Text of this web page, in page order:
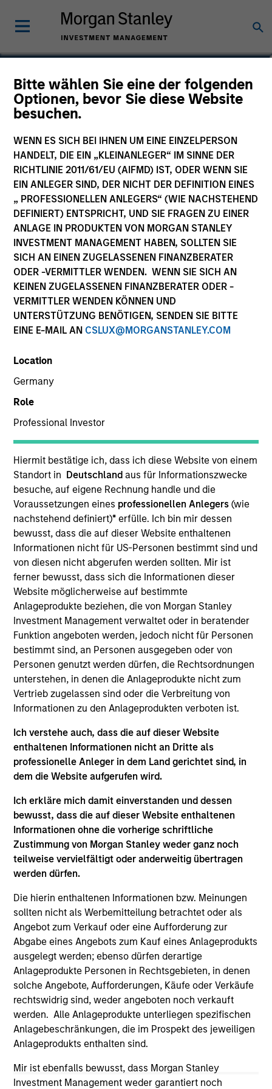
Bitte wählen Sie eine der folgenden
Optionen, bevor Sie diese Website
besuchen.
WENN ES SICH BEI IHNEN UM EINE EINZELPERSON
HANDELT, DIE EIN „KLEINANLEGER“ IM SINNE DER
RICHTLINIE 2011/61/EU (AIFMD) IST, ODER WENN SIE
EIN ANLEGER SIND, DER NICHT DER DEFINITION EINES
„ PROFESSIONELLEN ANLEGERS“ (WIE NACHSTEHEND
DEFINIERT) ENTSPRICHT, UND SIE FRAGEN ZU EINER
ANLAGE IN PRODUKTEN VON MORGAN STANLEY
INVESTMENT MANAGEMENT HABEN, SOLLTEN SIE
SICH AN EINEN ZUGELASSENEN FINANZBERATER
ODER -VERMITTLER WENDEN. WENN SIE SICH AN
KEINEN ZUGELASSENEN FINANZBERATER ODER -
VERMITTLER WENDEN KÖNNEN UND
UNTERSTÜTZUNG BENÖTIGEN, SENDEN SIE BITTE
EINE E-MAIL AN CSLUX@MORGANSTANLEY.COM
Location
Germany
Role
Professional Investor
Hiermit bestätige ich, dass ich diese Website von einem
Standort in Deutschland aus für Informationszwecke
besuche, auf eigene Rechnung handle und die
Voraussetzungen eines professionellen Anlegers(wie
nachstehend definiert)* erfülle. Ich bin mir dessen
bewusst, dass die auf dieser Website enthaltenen
Informationen nicht für US-Personen bestimmt sind und
von diesen nicht abgerufen werden sollten. Mir ist
ferner bewusst, dass sich die Informationen dieser
Website möglicherweise auf bestimmte
Anlageprodukte beziehen, die von Morgan Stanley
Investment Management verwaltet oder in beratender
Funktion angeboten werden, jedoch nicht für Personen
bestimmt sind, an Personen ausgegeben oder von
Personen genutzt werden dürfen, die Rechtsordnungen
unterstehen, in denen die Anlageprodukte nicht zum
Vertrieb zugelassen sind oder die Verbreitung von
Informationen zu den Anlageprodukten verboten ist.
Ich verstehe auch, dass die auf dieser Website
enthaltenen Informationen nicht an Dritte als
professionelle Anleger in dem Land gerichtet sind, in
dem die Website aufgerufen wird.
Ich erkläre mich damit einverstanden und dessen
bewusst, dass die auf dieser Website enthaltenen
Informationen ohne die vorherige schriftliche
Zustimmung von Morgan Stanley weder ganz noch
teilweise vervielfältigt oder anderweitig übertragen
werden dürfen.
Die hierin enthaltenen Informationen bzw. Meinungen
sollten nicht als Werbemitteilung betrachtet oder als
Angebot zum Verkauf oder eine Aufforderung zur
Abgabe eines Angebots zum Kauf eines Anlageprodukts
ausgelegt werden; ebenso dürfen derartige
Anlageprodukte Personen in Rechtsgebieten, in denen
solche Angebote, Aufforderungen, Käufe oder Verkäufe
rechtswidrig sind, weder angeboten noch verkauft
werden. Alle Anlageprodukte unterliegen spezifischen
Anlagebeschränkungen, die im Prospekt des jeweiligen
Anlageprodukts enthalten sind.
Mir ist ebenfalls bewusst, dass Morgan Stanley
Investment Management weder garantiert noch
Alice Goron
Portfolio Manager for Parametric
EMEA
15 Years
Alice Goron joined Morgan Stanley in 2011 and has
14 years of investment experience as Portfolio
Manager for Parametric EMEA. Ms. Goron leads
complex investment solutions, overseeing the
design and implementation of legal and operational
frameworks, as well as the structuring,
optimization, and pricing of strategies. She is also
in charge of internal and external investment
delegation oversight for the Paris-based asset
management company. She is a graduate of the
University Paris-Dauphine and holds a Master’s
degree in Financial Markets (“Magistère Banque
Finance Assurance”)
May not represent all Team Members.
The information on this page is for informational
purposes only. The information contained herein does
offering of advisory services or an offer to sell or a
solicitation of an offer to buy any securities in any
jurisdiction in which such offer or solicitation,
purchase or sale would be unlawful under the
securities, insurance or other laws of such jurisdiction.
All investing involves risks, including a loss of principal.
Please refer to the strategy detail page for important
information on the strategy, including additional risk
considerations.